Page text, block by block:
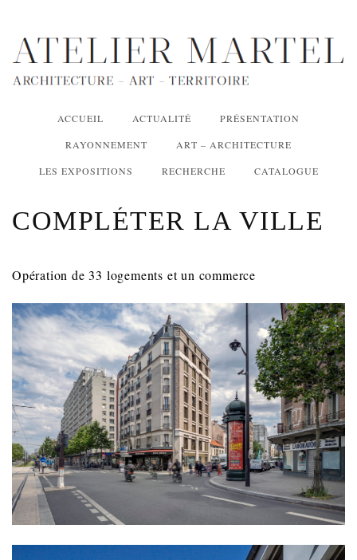
ACCUEIL ACTUALITÉ PRÉSENTATION
RAYONNEMENT ART – ARCHITECTURE
LES EXPOSITIONS RECHERCHE CATALOGUE
COMPLÉTER LA VILLE
Opération de 33 logements et un commerce